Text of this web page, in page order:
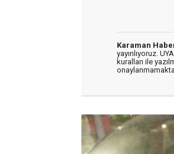
Karaman
yayınlıyoruz.
kuralları ile